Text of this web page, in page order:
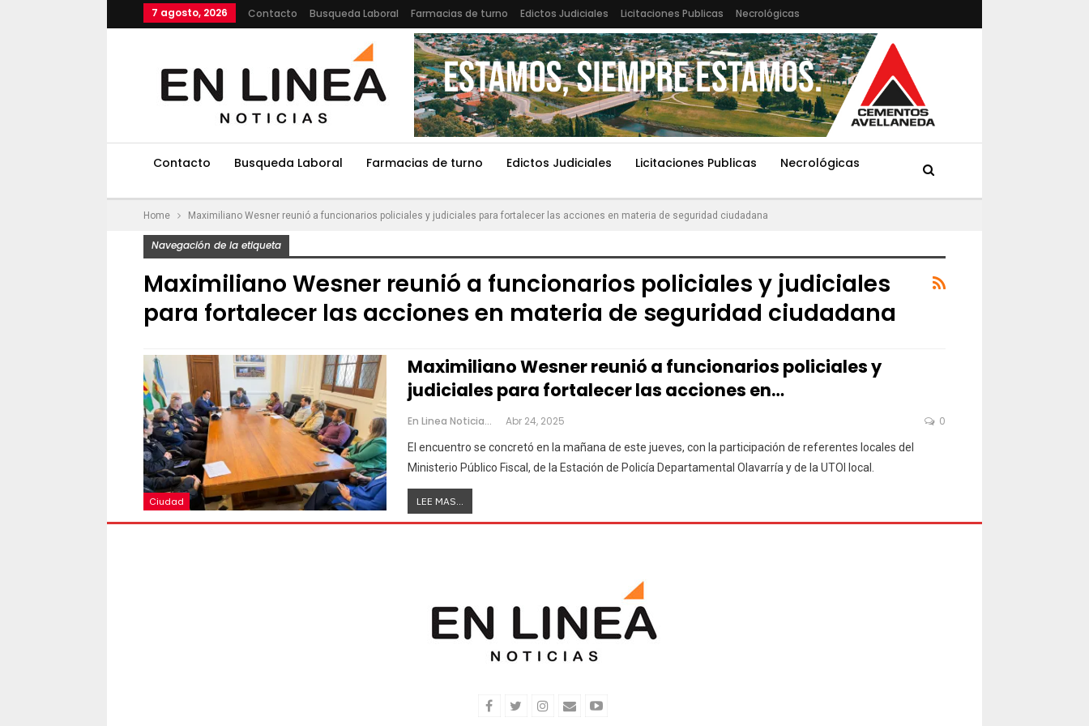
7 agosto, 2026 Contacto Busqueda Laboral Farmacias de turno Edictos Judiciales Licitaciones Publicas Necrológicas
Contacto Busqueda Laboral Farmacias de turno Edictos Judiciales Licitaciones Publicas Necrológicas
Home Maximiliano Wesner reunió a funcionarios policiales y judiciales para fortalecer las acciones en materia de seguridad ciudadana
Navegación de la etiqueta
Maximiliano Wesner reunió a funcionarios policiales y judiciales
para fortalecer las acciones en materia de seguridad ciudadana
Ciudad
Maximiliano Wesner reunió a funcionarios policiales y
judiciales para fortalecer las acciones en…
En Linea Noticias Abr 24, 2025 0
El encuentro se concretó en la mañana de este jueves, con la participación de referentes locales del
Ministerio Público Fiscal, de la Estación de Policía Departamental Olavarría y de la UTOI local.
LEE MAS...